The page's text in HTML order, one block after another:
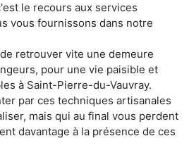
le recours aux services
vous fournissons dans notre
retrouver vite une demeure
pour une vie paisible et
à Saint-Pierre-du-Vauvray.
par ces techniques artisanales
mais qui au final vous perdent
davantage à la présence de ces